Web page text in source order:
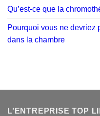
Qu’est-ce que la
Pourquoi vous ne devriez
dans la chambre
L’ENTREPRISE TOP